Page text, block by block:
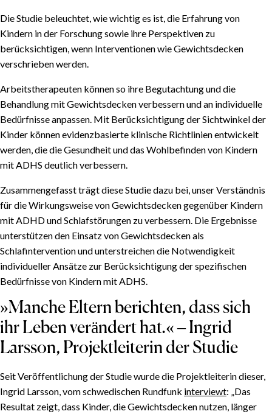
Die Studie beleuchtet, wie wichtig es ist, die Erfahrung von
Kindern in der Forschung sowie ihre Perspektiven zu
berücksichtigen, wenn Interventionen wie Gewichtsdecken
verschrieben werden.
Arbeitstherapeuten können so ihre Begutachtung und die
Behandlung mit Gewichtsdecken verbessern und an individuelle
Bedürfnisse anpassen. Mit Berücksichtigung der Sichtwinkel der
Kinder können evidenzbasierte klinische Richtlinien entwickelt
werden, die die Gesundheit und das Wohlbefinden von Kindern
mit ADHS deutlich verbessern.
Zusammengefasst trägt diese Studie dazu bei, unser Verständnis
für die Wirkungsweise von Gewichtsdecken gegenüber Kindern
mit ADHD und Schlafstörungen zu verbessern. Die Ergebnisse
unterstützen den Einsatz von Gewichtsdecken als
Schlafintervention und unterstreichen die Notwendigkeit
individueller Ansätze zur Berücksichtigung der spezifischen
Bedürfnisse von Kindern mit ADHS.
»Manche Eltern berichten, dass sich
ihr Leben verändert hat.« – Ingrid
Larsson, Projektleiterin der Studie
Seit Veröffentlichung der Studie wurde die Projektleiterin dieser,
Ingrid Larsson, vom schwedischen Rundfunk interviewt: „Das
Resultat zeigt, dass Kinder, die Gewichtsdecken nutzen, länger